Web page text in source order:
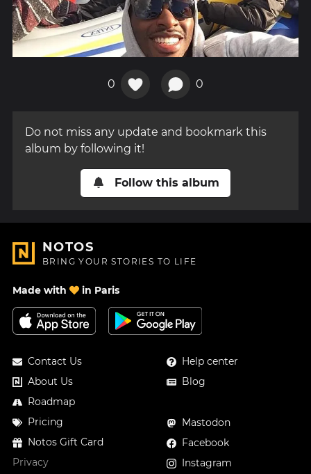
0 0
Do not miss any update and bookmark this
album by following it!
Follow this album
NOTOS
BRING YOUR STORIES TO LIFE
Made with in Paris
Contact Us
About Us
Roadmap
Pricing
Notos Gift Card
Privacy
Help center
Blog
Mastodon
Facebook
Instagram